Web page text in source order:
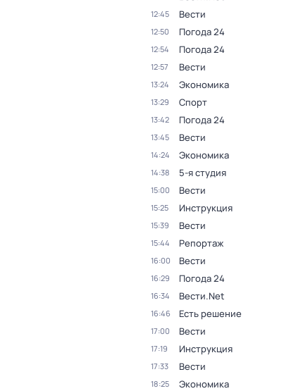
12:45 Вести
12:50 Погода 24
12:54 Погода 24
12:57 Вести
13:24 Экономика
13:29 Спорт
13:42 Погода 24
13:45 Вести
14:24 Экономика
14:38 5-я студия
15:00 Вести
15:25 Инструкция
15:39 Вести
15:44 Репортаж
16:00 Вести
16:29 Погода 24
16:34 Вести.Net
16:46 Есть решение
17:00 Вести
17:19 Инструкция
17:33 Вести
18:25 Экономика